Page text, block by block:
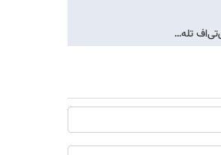
تله…